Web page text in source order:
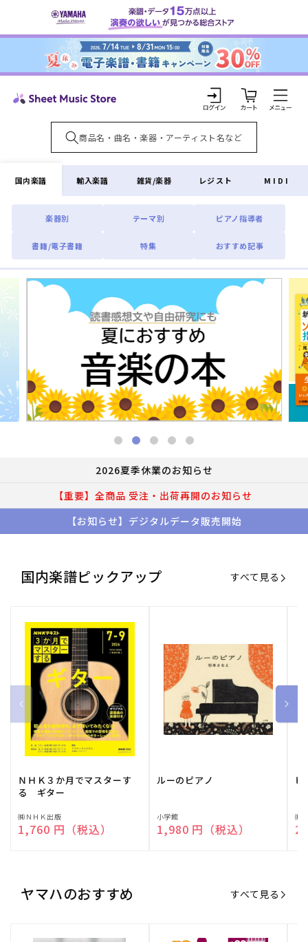
ンツに
ロ
グ
イ
ン
カ
ー
ト
国内楽譜
楽器別 テーマ別 ピアノ指導者
書籍/電子書籍 特集 おすすめ記事
輸入楽譜 雑貨/楽器 レジスト MIDI
2026夏季休業のお知らせ
【重要】全商品 受注・出荷再開のお知らせ
【お知らせ】デジタルデータ販売開始
国内楽譜ピックアップ すべて見る
ＮＨＫ３か月でマスターす
る ギター
販
売
㈱ＮＨＫ出版
通常価格
1,760 円（税込）
ルーのピアノ
販
売
小学館
通常価格
1,980 円（税込）
ピ
販
売
㈱
ヤマハのおすすめ すべて見る